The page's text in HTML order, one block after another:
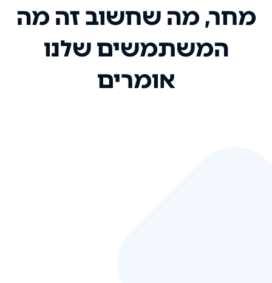
מחר, מה שחשוב זה מה
המשתמשים שלנו
אומרים